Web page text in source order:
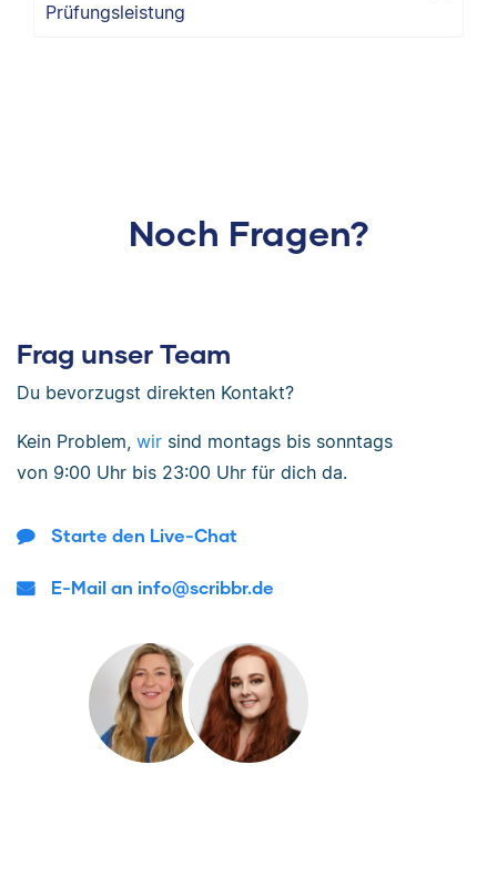
Prüfungsleistung
Noch Fragen?
Frag unser Team
Du bevorzugst direkten Kontakt?
Kein Problem, wir sind montags bis sonntags
von 9:00 Uhr bis 23:00 Uhr für dich da.
Starte den Live-Chat
E-Mail an info@scribbr.de